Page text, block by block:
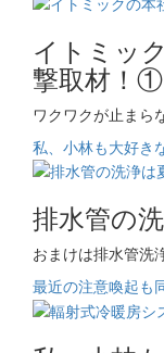
イトミッ
撃取材！①
ワクワクが止まら
私、小林も大好き
排水管の
おまけは排水管洗
最近の注意喚起も